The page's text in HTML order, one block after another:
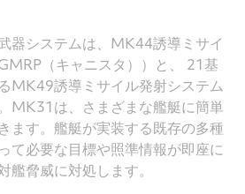
器システムは、MK44誘導ミサイ
（キャニスタ））と、 21基
MK49誘導ミサイル発射システム
MK31は、さまざまな艦艇に簡単
ます。艦艇が実装する既存の多種
て必要な目標や照準情報が即座に
艦脅威に対処します。